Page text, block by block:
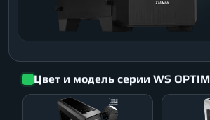
Цвет и модель серии WS